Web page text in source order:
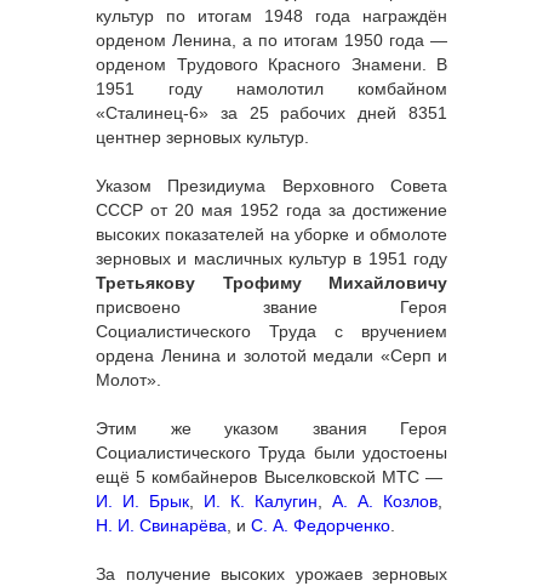
культур по итогам 1948 года награждён
орденом Ленина, а по итогам 1950 года —
орденом Трудового Красного Знамени. В
1951 году намолотил комбайном
«Сталинец-6» за 25 рабочих дней 8351
центнер зерновых культур.
Указом Президиума Верховного Совета
СССР от 20 мая 1952 года за достижение
высоких показателей на уборке и обмолоте
зерновых и масличных культур в 1951 году
Третьякову Трофиму Михайловичу
присвоено звание Героя
Социалистического Труда с вручением
ордена Ленина и золотой медали «Серп и
Молот».
Этим же указом звания Героя
Социалистического Труда были удостоены
ещё 5 комбайнеров Выселковской МТС —
И. И. Брык
И. К. Калугин А. А. Козлов
Н. И. Свинарёва , и С. А. Федорченко
За получение высоких урожаев зерновых